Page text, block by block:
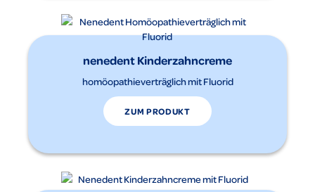
nenedent Kinderzahncreme
homöopathieverträglich mit Fluorid
ZUM PRODUKT